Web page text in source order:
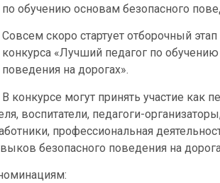
по обучению основам безопасного
Совсем скоро стартует отборочный
конкурса «Лучший педагог по
поведения на дорогах».
В конкурсе могут принять участие как
воспитатели, педагоги-
профессиональная
безопасного поведения на